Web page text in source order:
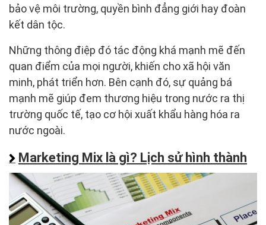
bảo vệ môi trường, quyền bình đẳng giới hay đoàn
kết dân tộc.
Những thông điệp đó tác động khá mạnh mẽ đến
quan điểm của mọi người, khiến cho xã hội văn
minh, phát triển hơn. Bên cạnh đó, sự quảng bá
mạnh mẽ giúp đem thương hiệu trong nước ra thị
trường quốc tế, tạo cơ hội xuất khẩu hàng hóa ra
nước ngoài.
Marketing Mix là gì? Lịch sử hình thành